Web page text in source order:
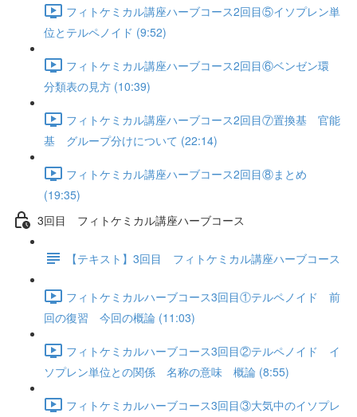
フィトケミカル講座ハーブコース2回目⑤イソプレン単
位とテルペノイド (9:52)
フィトケミカル講座ハーブコース2回目⑥ベンゼン環
分類表の見方 (10:39)
フィトケミカル講座ハーブコース2回目⑦置換基 官能
基 グループ分けについて (22:14)
フィトケミカル講座ハーブコース2回目⑧まとめ
(19:35)
3回目 フィトケミカル講座ハーブコース
【テキスト】3回目 フィトケミカル講座ハーブコース
フィトケミカルハーブコース3回目①テルペノイド 前
回の復習 今回の概論 (11:03)
フィトケミカルハーブコース3回目②テルペノイド イ
ソプレン単位との関係 名称の意味 概論 (8:55)
フィトケミカルハーブコース3回目③大気中のイソプレ